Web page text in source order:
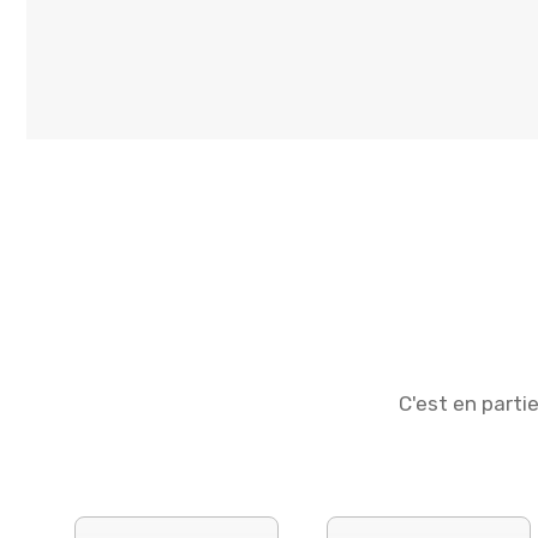
C'est en